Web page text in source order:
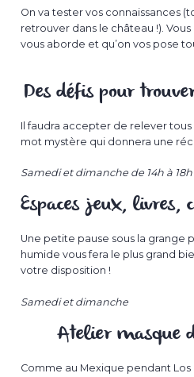
On va tester vos connaissances
retrouver dans le château !). Vous
vous aborde et qu’on vos pose
Des défis pour
Il faudra accepter de relever
mot mystère qui donnera une
Samedi et dimanche de 14h à 18h
Espaces jeux, livres,
Une petite pause sous la grange
humide vous fera le plus grand
votre disposition !
Samedi et dimanche
Atelier masque
Comme au Mexique pendant Los